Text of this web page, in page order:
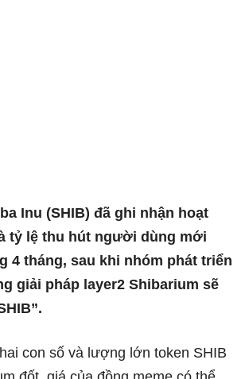
Inu (SHIB) đã ghi nhận hoạt
tỷ lệ thu hút người dùng mới
4 tháng, sau khi nhóm phát triển
giải pháp layer2 Shibarium sẽ
con số và lượng lớn token SHIB